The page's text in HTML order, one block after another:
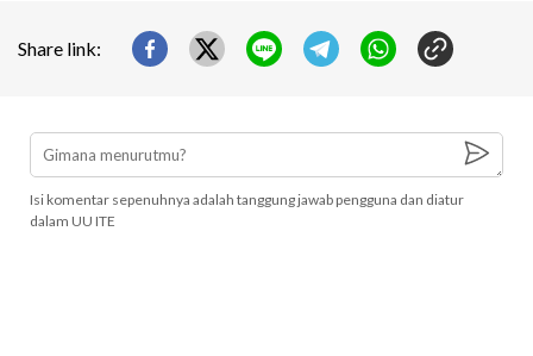
Share link:
Isi komentar sepenuhnya adalah tanggung jawab pengguna dan diatur
dalam UU ITE